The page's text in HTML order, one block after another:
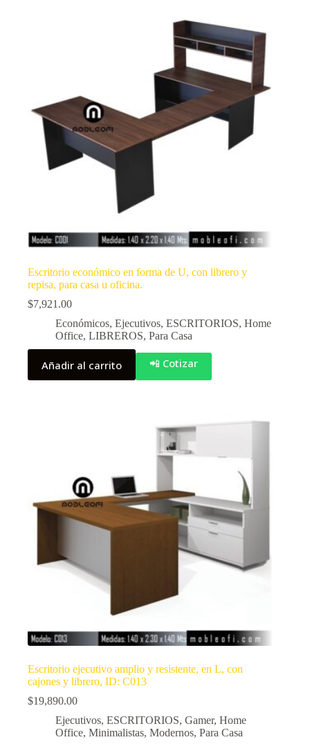
Escritorio económico en forma de U, con librero y
repisa, para casa u oficina.
$7,921.00
Económicos, Ejecutivos, ESCRITORIOS, Home
Office, LIBREROS, Para Casa
Añadir al carrito 📲 Cotizar
Escritorio ejecutivo amplio y resistente, en L, con
cajones y librero, ID: C013
$19,890.00
Ejecutivos, ESCRITORIOS, Gamer, Home
Office, Minimalistas, Modernos, Para Casa